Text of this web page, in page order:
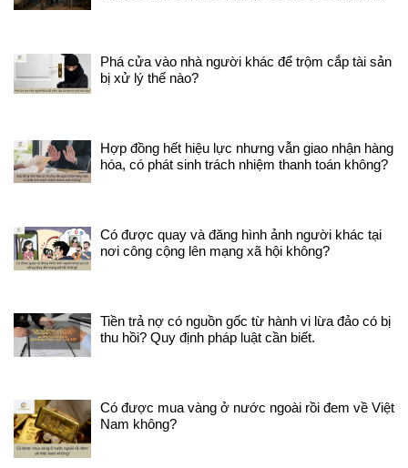
Phá cửa vào nhà người khác để trộm cắp tài sản
bị xử lý thế nào?
Hợp đồng hết hiệu lực nhưng vẫn giao nhận hàng
hóa, có phát sinh trách nhiệm thanh toán không?
Có được quay và đăng hình ảnh người khác tại
nơi công cộng lên mạng xã hội không?
Tiền trả nợ có nguồn gốc từ hành vi lừa đảo có bị
thu hồi? Quy định pháp luật cần biết.
Có được mua vàng ở nước ngoài rồi đem về Việt
Nam không?